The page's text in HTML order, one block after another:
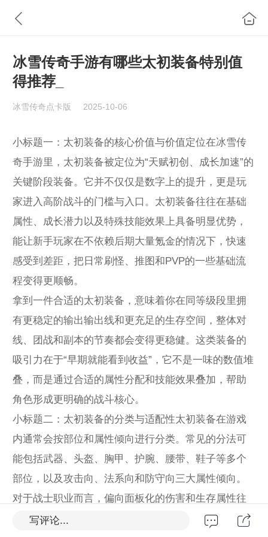
冰雪传奇手游有哪些太初装备特别值
得推荐_
冰雪传奇点卡版 2025-10-06
小标题一：太初装备的核心价值与价值定位在冰雪传
奇手游里，太初装备被定位为“天赋初创、成长加速”的
关键阶段装备。它并不仅仅是数字上的提升，更是玩
家进入高阶战斗的门槛与入口。太初装备往往在基础
属性、成长潜力以及特殊技能效果上具备明显优势，
能让新手玩家在不依赖后期大量氪金的情况下，快速
感受到差距，把日常刷怪、推图和PVP的一些基础流
程变得更顺畅。
拿到一件合适的太初装备，意味着你在同等级段里拥
有更稳定的输出输出线和更充足的生存空间，整体对
线、团战和副本的节奏都会变得更稳健。这类装备的
吸引力在于“早期就能看到收益”，它不是一味的数值堆
叠，而是通过合适的属性分配和技能效果叠加，帮助
角色形成更明确的战斗核心。
小标题二：太初装备的分类与适配性太初装备在游戏
内通常会按部位和属性倾向进行分类。常见的分法可
能包括武器、头盔、胸甲、护腕、腰带、鞋子等多个
部位，以及攻击向、法系向和防守向三大属性倾向。
对于战士职业而言，偏向面板化的伤害和生存属性往
往更受欢迎；法师和射手则更看重穿透、暴击、技能
写评论...